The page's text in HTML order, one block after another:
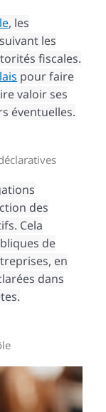
, les
les
fiscales.
pour faire
valoir ses
éventuelles.
des
Cela
de
en
dans